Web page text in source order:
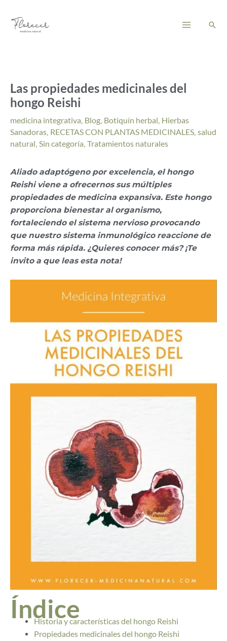
contenido
Menu
Las propiedades medicinales del
hongo Reishi
medicina integrativa, Blog, Botiquín herbal, Hierbas
Sanadoras, RECETAS CON PLANTAS MEDICINALES, salud
natural, Sin categoría, Tratamientos naturales
Aliado adaptógeno por excelencia, el hongo
Reishi viene a ofrecernos sus múltiples
propiedades de medicina expansiva. Este hongo
proporciona bienestar al organismo,
fortaleciendo el sistema nervioso provocando
que nuestro sistema inmunológico reaccione de
forma más rápida. ¿Quieres conocer más? ¡Te
invito a que leas esta nota!
Índice
Historia y características del hongo Reishi
Propiedades medicinales del hongo Reishi